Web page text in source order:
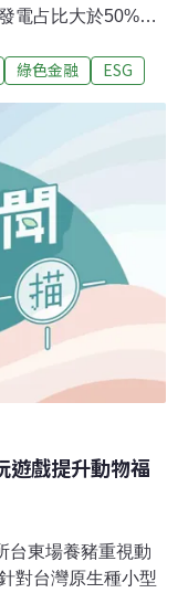
電占比大於50%之
際組織CDP（前身
Force on Climate-
從架構、管理、策
重大氣候變遷風險
，還是要把TCFD融
綠色金融 ESG
遊戲提升動物福
台東場養豬重視動
對台灣原生種小型